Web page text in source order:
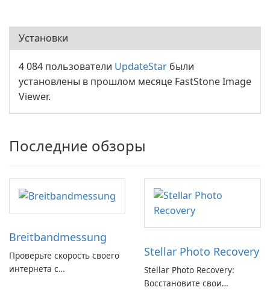
Установки
4 084 пользователи UpdateStar были
установлены в прошлом месяце FastStone Image
Viewer.
Последние обзоры
Breitbandmessung
Проверьте скорость своего
интернета с
Stellar Photo Recovery
Stellar Photo Recovery:
Восстановите свои